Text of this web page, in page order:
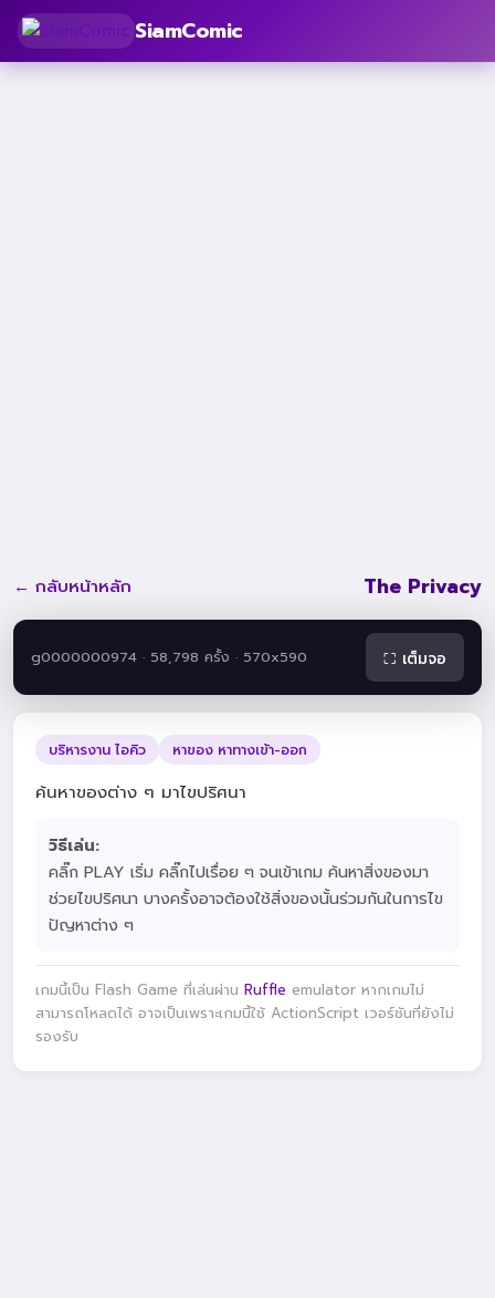
SiamComic
← กลับหน้าหลัก The Privacy
g0000000974 · 58,798 ครั้ง · 570x590 ⛶ เต็มจอ
บริหารงาน ไอคิว หาของ หาทางเข้า-ออก
ค้นหาของต่าง ๆ มาไขปริศนา
วิธีเล่น:
คลิ๊ก PLAY เริ่ม คลิ๊กไปเรื่อย ๆ จนเข้าเกม ค้นหาสิ่งของมา
ช่วยไขปริศนา บางครั้งอาจต้องใช้สิ่งของนั้นร่วมกันในการไข
ปัญหาต่าง ๆ
เกมนี้เป็น Flash Game ที่เล่นผ่าน Ruffle emulator หากเกมไม่
สามารถโหลดได้ อาจเป็นเพราะเกมนี้ใช้ ActionScript เวอร์ชันที่ยังไม่
รองรับ